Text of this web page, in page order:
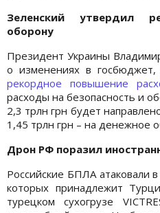
Зеленский утвердил
оборону
Президент Украины
о изменениях в госбюджет,
рекордное повышение
расходы на безопасность и
2,3 трлн грн будет
1,45 трлн грн – на денежное
Дрон РФ поразил
Российские БПЛА атаковали в
которых принадлежит
турецком сухогрузе